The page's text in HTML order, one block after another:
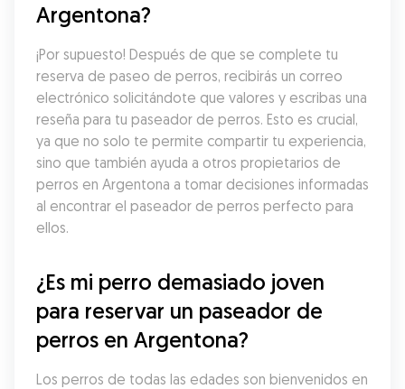
Argentona?
¡Por supuesto! Después de que se complete tu
reserva de paseo de perros, recibirás un correo
electrónico solicitándote que valores y escribas una
reseña para tu paseador de perros. Esto es crucial,
ya que no solo te permite compartir tu experiencia,
sino que también ayuda a otros propietarios de
perros en Argentona a tomar decisiones informadas
al encontrar el paseador de perros perfecto para
ellos.
¿Es mi perro demasiado joven
para reservar un paseador de
perros en Argentona?
Los perros de todas las edades son bienvenidos en